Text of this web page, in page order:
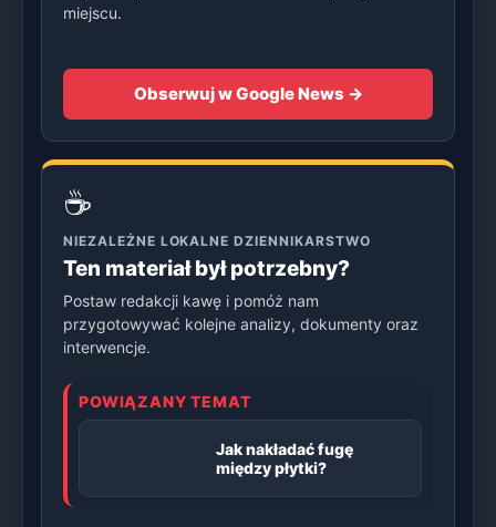
miejscu.
Obserwuj w Google News →
☕
NIEZALEŻNE LOKALNE DZIENNIKARSTWO
Ten materiał był potrzebny?
Postaw redakcji kawę i pomóż nam
przygotowywać kolejne analizy, dokumenty oraz
interwencje.
POWIĄZANY TEMAT
Jak nakładać fugę
między płytki?